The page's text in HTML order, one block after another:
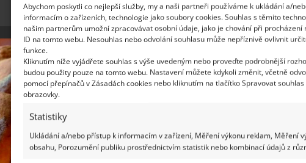
Abychom poskytli co nejlepší služby, my a naši partneři používáme k ukládání a/
informacím o zařízeních, technologie jako soubory cookies. Souhlas s těmito
našim partnerům umožní zpracovávat osobní údaje, jako je chování při procházení
ID na tomto webu. Nesouhlas nebo odvolání souhlasu může nepříznivě ovlivnit
funkce.
Kliknutím níže vyjádřete souhlas s výše uvedeným nebo proveďte podrobnější
budou použity pouze na tomto webu. Nastavení můžete kdykoli změnit, včetně
pomocí přepínačů v Zásadách cookies nebo kliknutím na tlačítko Spravovat
obrazovky.
Statistiky
Ukládání a/nebo přístup k informacím v zařízení, Měření výkonu reklam, Měření
obsahu, Porozumění publiku prostřednictvím statistik nebo kombinací údajů z